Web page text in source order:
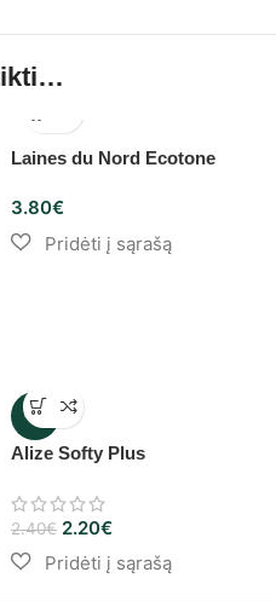
Laines du Nord Ecotone
3.80€
-8%
Alize Softy Plus
2.40€ 2.20€